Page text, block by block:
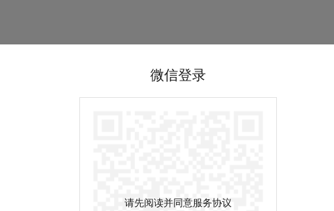
微信登录
请先阅读并同意服务协议